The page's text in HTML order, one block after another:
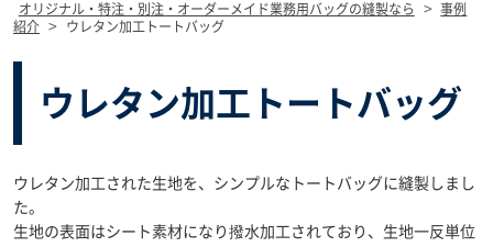
オリジナル・特注・別注・オーダーメイド業務用バッグの縫製なら >
事例
紹介
> ウレタン加工トートバッグ
ウレタン加工トートバッグ
ウレタン加工された生地を、シンプルなトートバッグに縫製しまし
た。
生地の表面はシート素材になり撥水加工されており、生地一反単位